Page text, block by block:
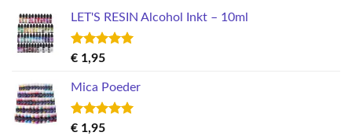
LET'S RESIN Alcohol Inkt – 10ml
Gewaardeerd
€ 1,95
Mica Poeder
Gewaardeerd
€ 1,95